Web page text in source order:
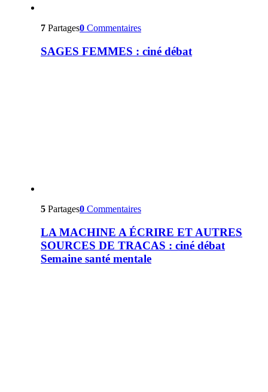
7 Partages0 Commentaires
SAGES FEMMES : ciné débat
5 Partages0 Commentaires
LA MACHINE A ÉCRIRE ET AUTRES
SOURCES DE TRACAS : ciné débat
Semaine santé mentale